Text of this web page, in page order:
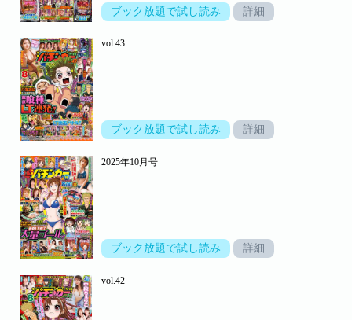
ブック放題で試し読み 詳細
vol.43
ブック放題で試し読み 詳細
2025年10月号
ブック放題で試し読み 詳細
vol.42